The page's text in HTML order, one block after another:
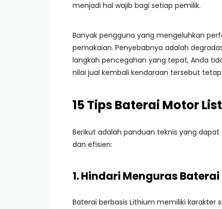
menjadi hal wajib bagi setiap pemilik.
Banyak pengguna yang mengeluhkan
pemakaian. Penyebabnya adalah
langkah pencegahan yang tepat, Anda
nilai jual kembali kendaraan tersebut
15 Tips Baterai Motor
Berikut adalah panduan teknis yang
dan efisien:
1. Hindari Menguras
Baterai berbasis Lithium memiliki